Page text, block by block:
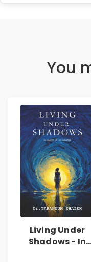
You
Living Under
Shadows - In